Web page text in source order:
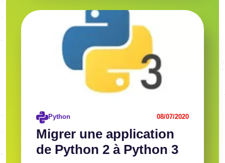
Migrer une application
de Python 2 à Python 3
Python 08/07/2020
Voir l'article
Image